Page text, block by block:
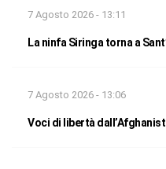
7 Agosto 2026 - 13:11
La ninfa Siringa torna a
7 Agosto 2026 - 13:06
Voci di libertà